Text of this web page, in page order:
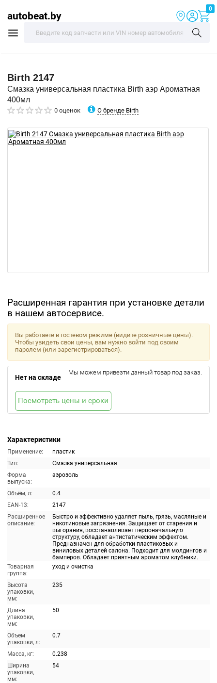
autobeat.by
0
Birth 2147
Смазка универсальная пластика Birth аэр Ароматная
400мл
0 оценок О бренде Birth
Расширенная гарантия при установке детали
в нашем автосервисе.
Характеристики
Применение:
пластик
Тип:
Смазка универсальная
Форма
выпуска:
аэрозоль
Объём, л:
0.4
EAN-13:
2147
Расширенное
описание:
Быстро и эффективно удаляет пыль, грязь, масляные и
никотиновые загрязнения. Защищает от старения и
выгорания, восстанавливает первоначальную
структуру, обладает антистатическим эффектом.
Предназначен для обработки пластиковых и
виниловых деталей салона. Подходит для молдингов и
бамперов. Обладает приятным ароматом клубники.
Товарная
группа:
уход и очистка
Высота
упаковки,
мм:
235
Длина
упаковки,
мм:
50
Объем
упаковки, л:
0.7
Масса, кг:
0.238
Ширина
упаковки,
мм:
54
Вы работаете в гостевом режиме (видите розничные цены).
Чтобы увидеть свои цены, вам нужно войти под своим
паролем (или зарегистрироваться).
Нет на складе
Мы можем привезти данный товар под заказ.
Посмотреть цены и сроки